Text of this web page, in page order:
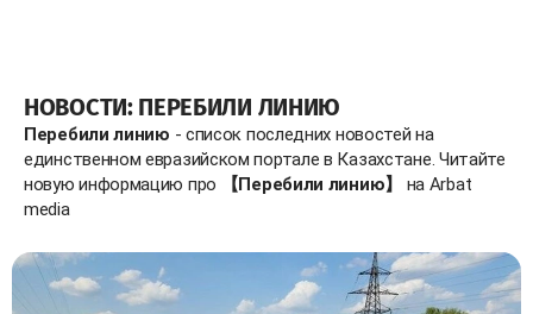
НОВОСТИ: ПЕРЕБИЛИ ЛИНИЮ
Перебили линию - список последних новостей на
единственном евразийском портале в Казахстане. Читайте
новую информацию про
【Перебили линию】
на Arbat
media